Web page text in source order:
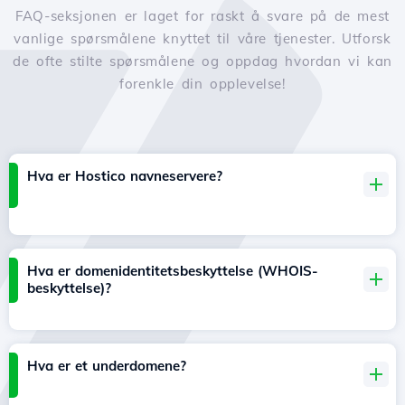
FAQ-seksjonen er laget for raskt å svare på de mest
vanlige spørsmålene knyttet til våre tjenester. Utforsk
de ofte stilte spørsmålene og oppdag hvordan vi kan
forenkle din opplevelse!
Hva er Hostico navneservere?
Hva er domenidentitetsbeskyttelse (WHOIS-
beskyttelse)?
Hva er et underdomene?